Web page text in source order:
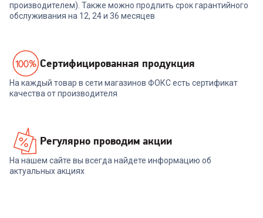
производителем). Также можно продлить срок гарантийного
обслуживания на 12, 24 и 36 месяцев
Cертифицированная продукция
На каждый товар в сети магазинов ФОКС есть сертификат
качества от производителя
Регулярно проводим акции
На нашем сайте вы всегда найдете информацию об
актуальных акциях